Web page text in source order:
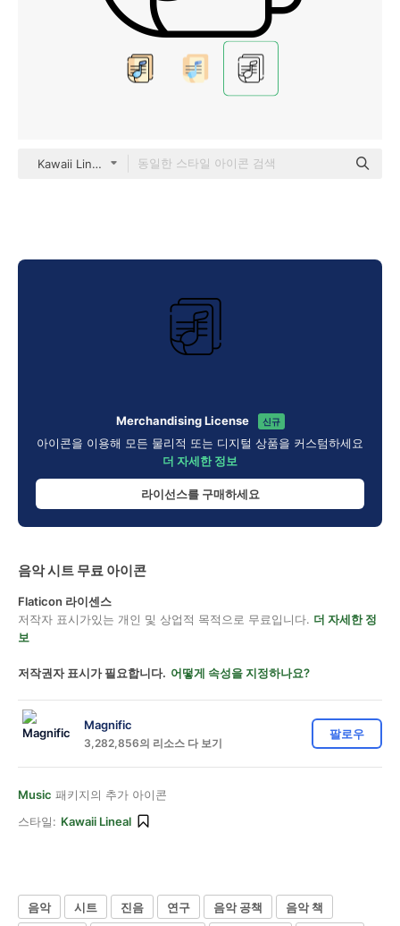
Kawaii Lineal
Merchandising License 신규
아이콘을 이용해 모든 물리적 또는 디지털 상품을 커스텀하세요
더 자세한 정보
라이선스를 구매하세요
음악 시트 무료 아이콘
Flaticon 라이센스
저작자 표시가있는 개인 및 상업적 목적으로 무료입니다. 더 자세한 정
보
저작권자 표시가 필요합니다. 어떻게 속성을 지정하나요?
Magnific
3,282,856의 리소스 다 보기
팔로우
Music 패키지의 추가 아이콘
스타일: Kawaii Lineal
음악 시트 진음 연구 음악 공책
음악 책